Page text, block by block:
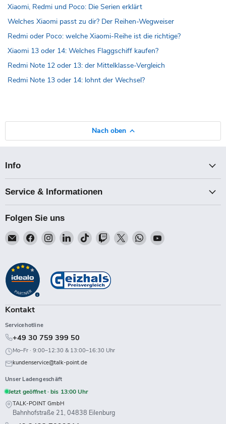
Xiaomi, Redmi und Poco: Die Serien erklärt
Welches Xiaomi passt zu dir? Der Reihen-Wegweiser
Redmi oder Poco: welche Xiaomi-Reihe ist die richtige?
Xiaomi 13 oder 14: Welches Flaggschiff kaufen?
Redmi Note 12 oder 13: der Mittelklasse-Vergleich
Redmi Note 13 oder 14: lohnt der Wechsel?
Nach oben
Info
Service & Informationen
Folgen Sie uns
Email
Talk-
Finden
Sie
auf
Facebook
Finden
Sie
auf
Instagram
Finden
Sie
auf
LinkedIn
Finden
Sie
auf
TikTok
Finden
Sie
Twitch
Finden
Sie
Finden
Sie
Finden
Kontakt
Servicehotline
+49 30 759 399 50
Mo–Fr · 9:00–12:30 & 13:00–16:30 Uhr
kundenservice@talk-point.de
Unser Ladengeschäft
Jetzt geöffnet · bis 13:00 Uhr
TALK-POINT GmbH
Bahnhofstraße 21, 04838 Eilenburg